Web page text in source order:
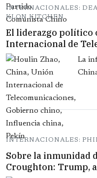
INTERNACIONALES:
KLON KITCHEN
El liderazgo político
Internacional de
La
INTERNACIONALES:
Sobre la inmunidad
Croughton: Trump,